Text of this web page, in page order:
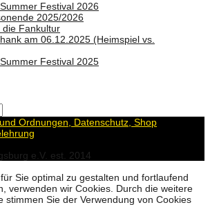
Festival 2026
2025/2026
die Fankultur
am 06.12.2025 (Heimspiel vs.
Festival 2025
Ordnungen, Datenschutz, Shop
e.V. est. 2014
Sie optimal zu gestalten und fortlaufend
verwenden wir Cookies. Durch die weitere
stimmen Sie der Verwendung von Cookies